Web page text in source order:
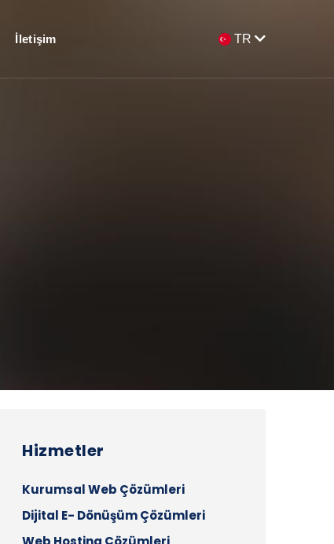
İletişim TR
Hizmetler
Kurumsal Web Çözümleri
Dijital E- Dönüşüm Çözümleri